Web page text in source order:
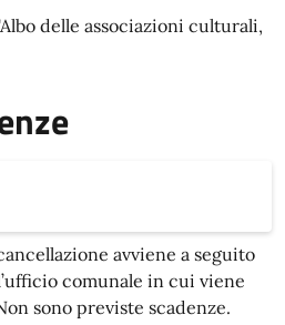
delle associazioni culturali,
avviene a seguito
comunale in cui viene
sono previste scadenze.